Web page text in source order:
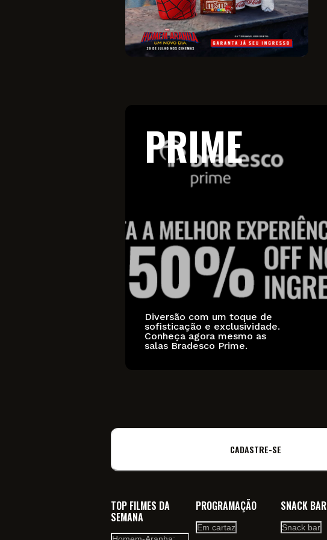
PRIME
Diversão com um toque de
sofisticação e exclusividade.
Conheça agora mesmo as
salas Bradesco Prime.
CADASTRE-SE
TOP FILMES DA
SEMANA
PROGRAMAÇÃO
Em cartaz
SNACK BAR
Snack bar